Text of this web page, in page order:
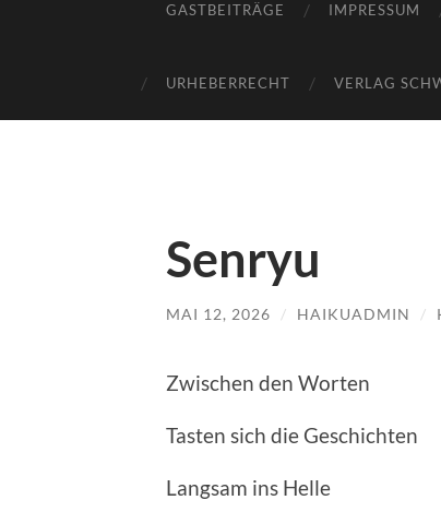
GASTBEITRÄGE IMPRESSUM
URHEBERRECHT VERLAG
Senryu
MAI 12, 2026 / HAIKUADMIN /
Zwischen den Worten
Tasten sich die Geschichten
Langsam ins Helle